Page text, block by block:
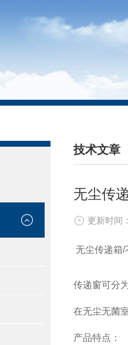
技术文章
/
无尘传
更新时
无尘传递箱
传递窗可分
在无尘无菌
产品特点：